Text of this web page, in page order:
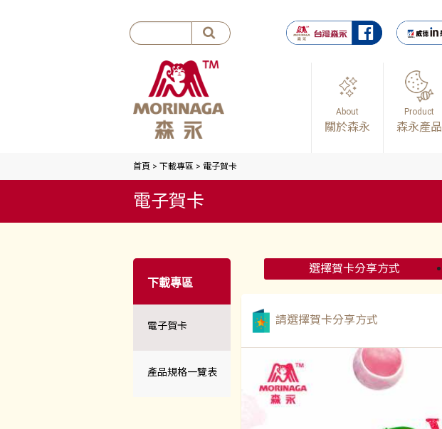
About
關於森永
Product
森永產品
首頁 > 下載專區 > 電子賀卡
電子賀卡
下載專區
電子賀卡
產品規格一覽表
選擇賀卡分享方式
請選擇賀卡分享方式